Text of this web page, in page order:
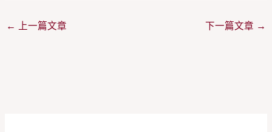
← 上一篇文章 下一篇文章 →